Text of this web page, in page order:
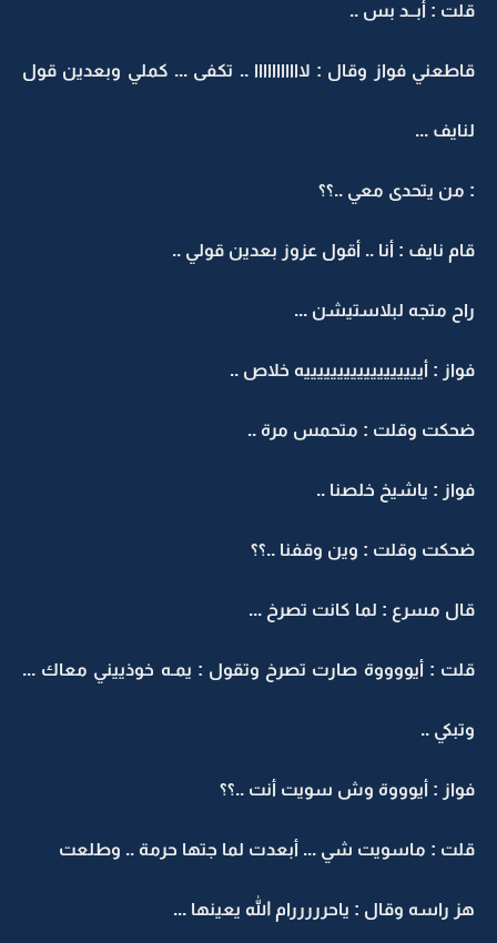
قلت : أبــد بس ..
قاطعني فواز وقال : لااااااااااا .. تكفى ... كملي وبعدين قول
لنايف ...
: من يتحدى معي ..؟؟
قام نايف : أنا .. أقول عزوز بعدين قولي ..
راح متجه لبلاستيشن ...
فواز : أييييييييييييييييييه خلاص ..
ضحكت وقلت : متحمس مرة ..
فواز : ياشيخ خلصنا ..
ضحكت وقلت : وين وقفنا ..؟؟
قال مسرع : لما كانت تصرخ ...
قلت : أيووووة صارت تصرخ وتقول : يمـه خوذييني معاك ...
وتبكي ..
فواز : أيوووة وش سويت أنت ..؟؟
قلت : ماسويت شي ... أبعدت لما جتها حرمة .. وطلعت
هز راسه وقال : ياحرررررام الله يعينها ...